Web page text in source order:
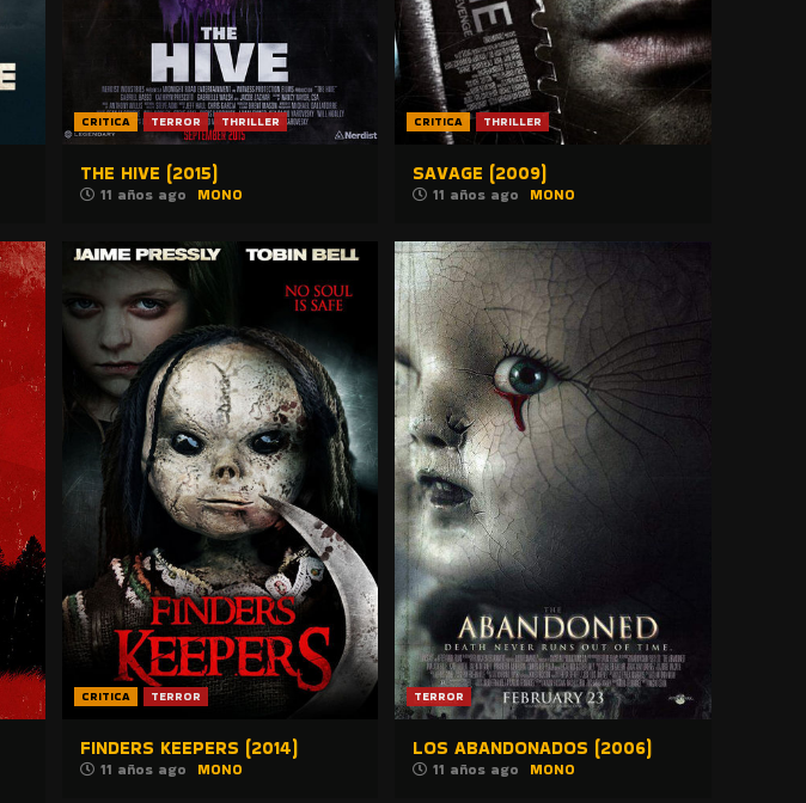
CRITICA TERROR THRILLER
THE HIVE (2015)
11 años ago MONO
CRITICA THRILLER
SAVAGE (2009)
11 años ago MONO
CRITICA TERROR
FINDERS KEEPERS (2014)
11 años ago MONO
TERROR
LOS ABANDONADOS (2006)
11 años ago MONO